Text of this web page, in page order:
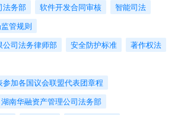
法务部
软件开发合同审核
智能司法
管规则
公司法务律师部
安全防护标准
著作权法
加各国议会联盟代表团章程
湖南华融资产管理公司法务部